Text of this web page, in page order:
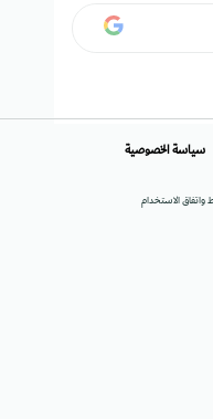
الاستخدام
سياسة الخصوصية